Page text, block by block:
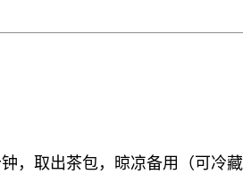
，取出茶包，晾凉备用（可冷藏